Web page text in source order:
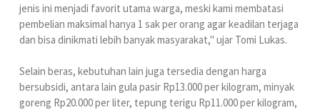
jenis ini menjadi favorit utama warga, meski kami membatasi
pembelian maksimal hanya 1 sak per orang agar keadilan terjaga
dan bisa dinikmati lebih banyak masyarakat," ujar Tomi Lukas.
Selain beras, kebutuhan lain juga tersedia dengan harga
bersubsidi, antara lain gula pasir Rp13.000 per kilogram, minyak
goreng Rp20.000 per liter, tepung terigu Rp11.000 per kilogram,